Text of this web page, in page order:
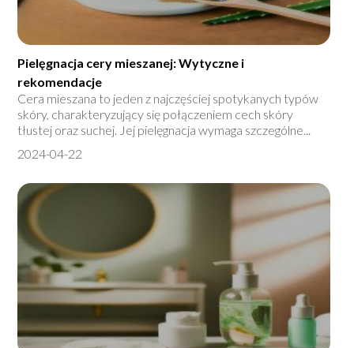
Pielęgnacja cery mieszanej: Wytyczne i
rekomendacje
Cera mieszana to jeden z najczęściej spotykanych typów
skóry, charakteryzujący się połączeniem cech skóry
tłustej oraz suchej. Jej pielęgnacja wymaga szczególne...
2024-04-22